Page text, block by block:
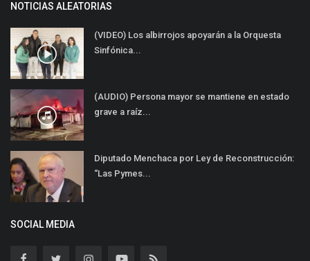
NOTICIAS ALEATORIAS
(VIDEO) Los albirrojos apoyarán a la Orquesta
Sinfónica...
(AUDIO) Persona mayor se mantiene en estado
grave a raíz...
Diputado Menchaca por Ley de Reconstrucción:
“Las Pymes...
SOCIAL MEDIA